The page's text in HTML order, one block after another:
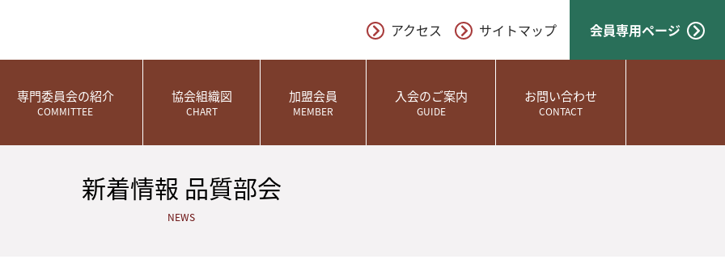
アクセス サイトマップ 会員専用ページ
専門委員会の紹介
COMMITTEE
協会組織図
CHART
加盟会員
MEMBER
入会のご案内
GUIDE
お問い合わせ
CONTACT
新着情報 品質部会
NEWS